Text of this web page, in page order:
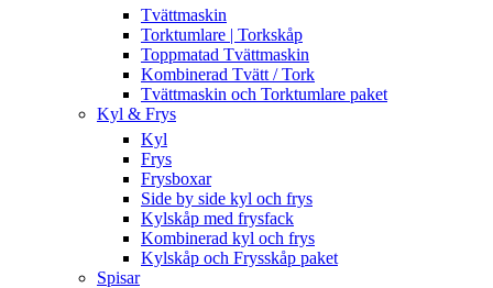
Tvättmaskin
Torktumlare | Torkskåp
Toppmatad Tvättmaskin
Kombinerad Tvätt / Tork
Tvättmaskin och Torktumlare paket
Kyl & Frys
Kyl
Frys
Frysboxar
Side by side kyl och frys
Kylskåp med frysfack
Kombinerad kyl och frys
Kylskåp och Frysskåp paket
Spisar